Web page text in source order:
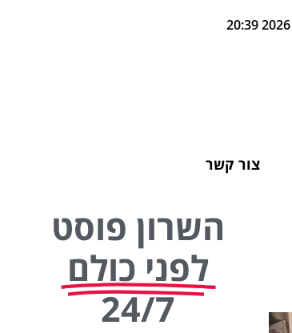
צור קשר
השרון פוסט
לפני כולם
24/7